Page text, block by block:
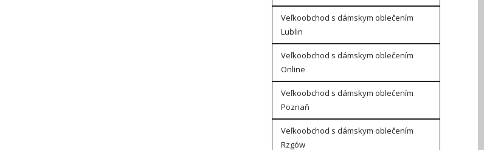
Veľkoobchod s dámskym oblečením
Lublin
Veľkoobchod s dámskym oblečením
Online
Veľkoobchod s dámskym oblečením
Poznaň
Veľkoobchod s dámskym oblečením
Rzgów